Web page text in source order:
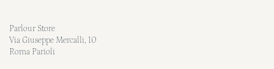
Parlour Store
Via Giuseppe Mercalli, 10
Roma Parioli